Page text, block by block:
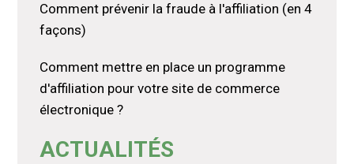
Comment prévenir la fraude à l'affiliation (en 4
façons)
Comment mettre en place un programme
d'affiliation pour votre site de commerce
électronique ?
ACTUALITÉS